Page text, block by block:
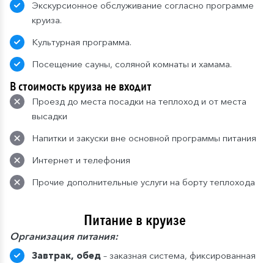
Экскурсионное обслуживание согласно программе
круиза.
Культурная программа.
Посещение сауны, соляной комнаты и хамама.
В стоимость круиза не входит
Проезд до места посадки на теплоход и от места
высадки
Напитки и закуски вне основной программы питания
Интернет и телефония
Прочие дополнительные услуги на борту теплохода
Питание в круизе
Организация питания:
Завтрак, обед – заказная система, фиксированная